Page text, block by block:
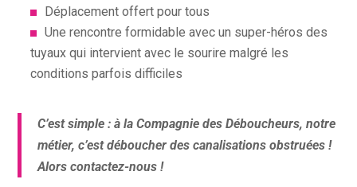
Déplacement offert pour tous
Une rencontre formidable avec un super-héros des
tuyaux qui intervient avec le sourire malgré les
conditions parfois difficiles
C’est simple : à la Compagnie des Déboucheurs, notre
métier, c’est déboucher des canalisations obstruées !
Alors contactez-nous !